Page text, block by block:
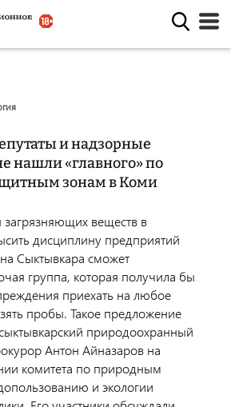
и надзорные
нашли «главного» по
зонам в Коми
веществ в
дисциплину предприятий
Сыктывкара сможет
группа, которая получила бы
приехать на любое
пробы. Такое предложение
природоохранный
Антон Айназаров на
комитета по природным
и экологии